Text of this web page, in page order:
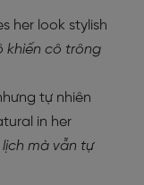
her look stylish
khiến cô trông
tự nhiên
in her
mà vẫn tự